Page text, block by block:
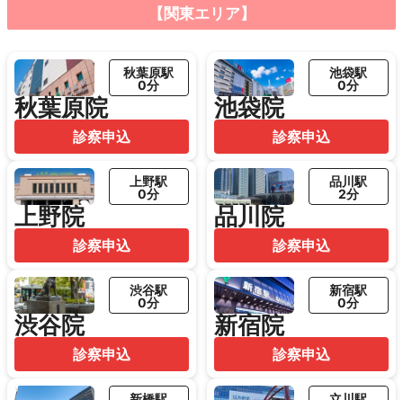
【関東エリア】
秋葉原院
秋葉原駅
0分
診察申込
池袋院
池袋駅
0分
診察申込
上野院
上野駅
0分
診察申込
品川院
品川駅
2分
診察申込
渋谷院
渋谷駅
0分
診察申込
新宿院
新宿駅
0分
診察申込